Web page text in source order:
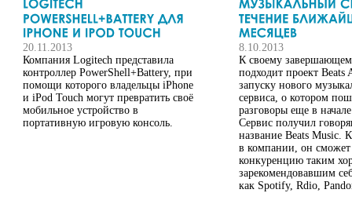
20.11.2013
Компания Logitech представила
контроллер PowerShell+Battery, при
помощи которого владельцы iPhone
и iPod Touch могут превратить своё
мобильное устройство в
портативную игровую консоль.
8.10.2013
К своему
подходит проект Beats
запуску нового
сервиса, о котором
разговоры еще в
Сервис получил
название Beats Music.
в компании, он сможет
конкуренцию таким
зарекомендовавшим
как Spotify, Rdio,